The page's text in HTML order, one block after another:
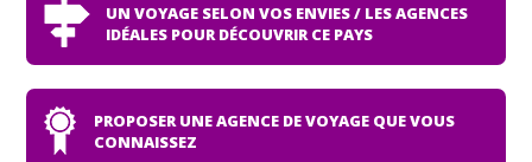
UN VOYAGE SELON VOS ENVIES / LES AGENCES
IDÉALES POUR DÉCOUVRIR CE PAYS
PROPOSER UNE AGENCE DE VOYAGE QUE VOUS
CONNAISSEZ